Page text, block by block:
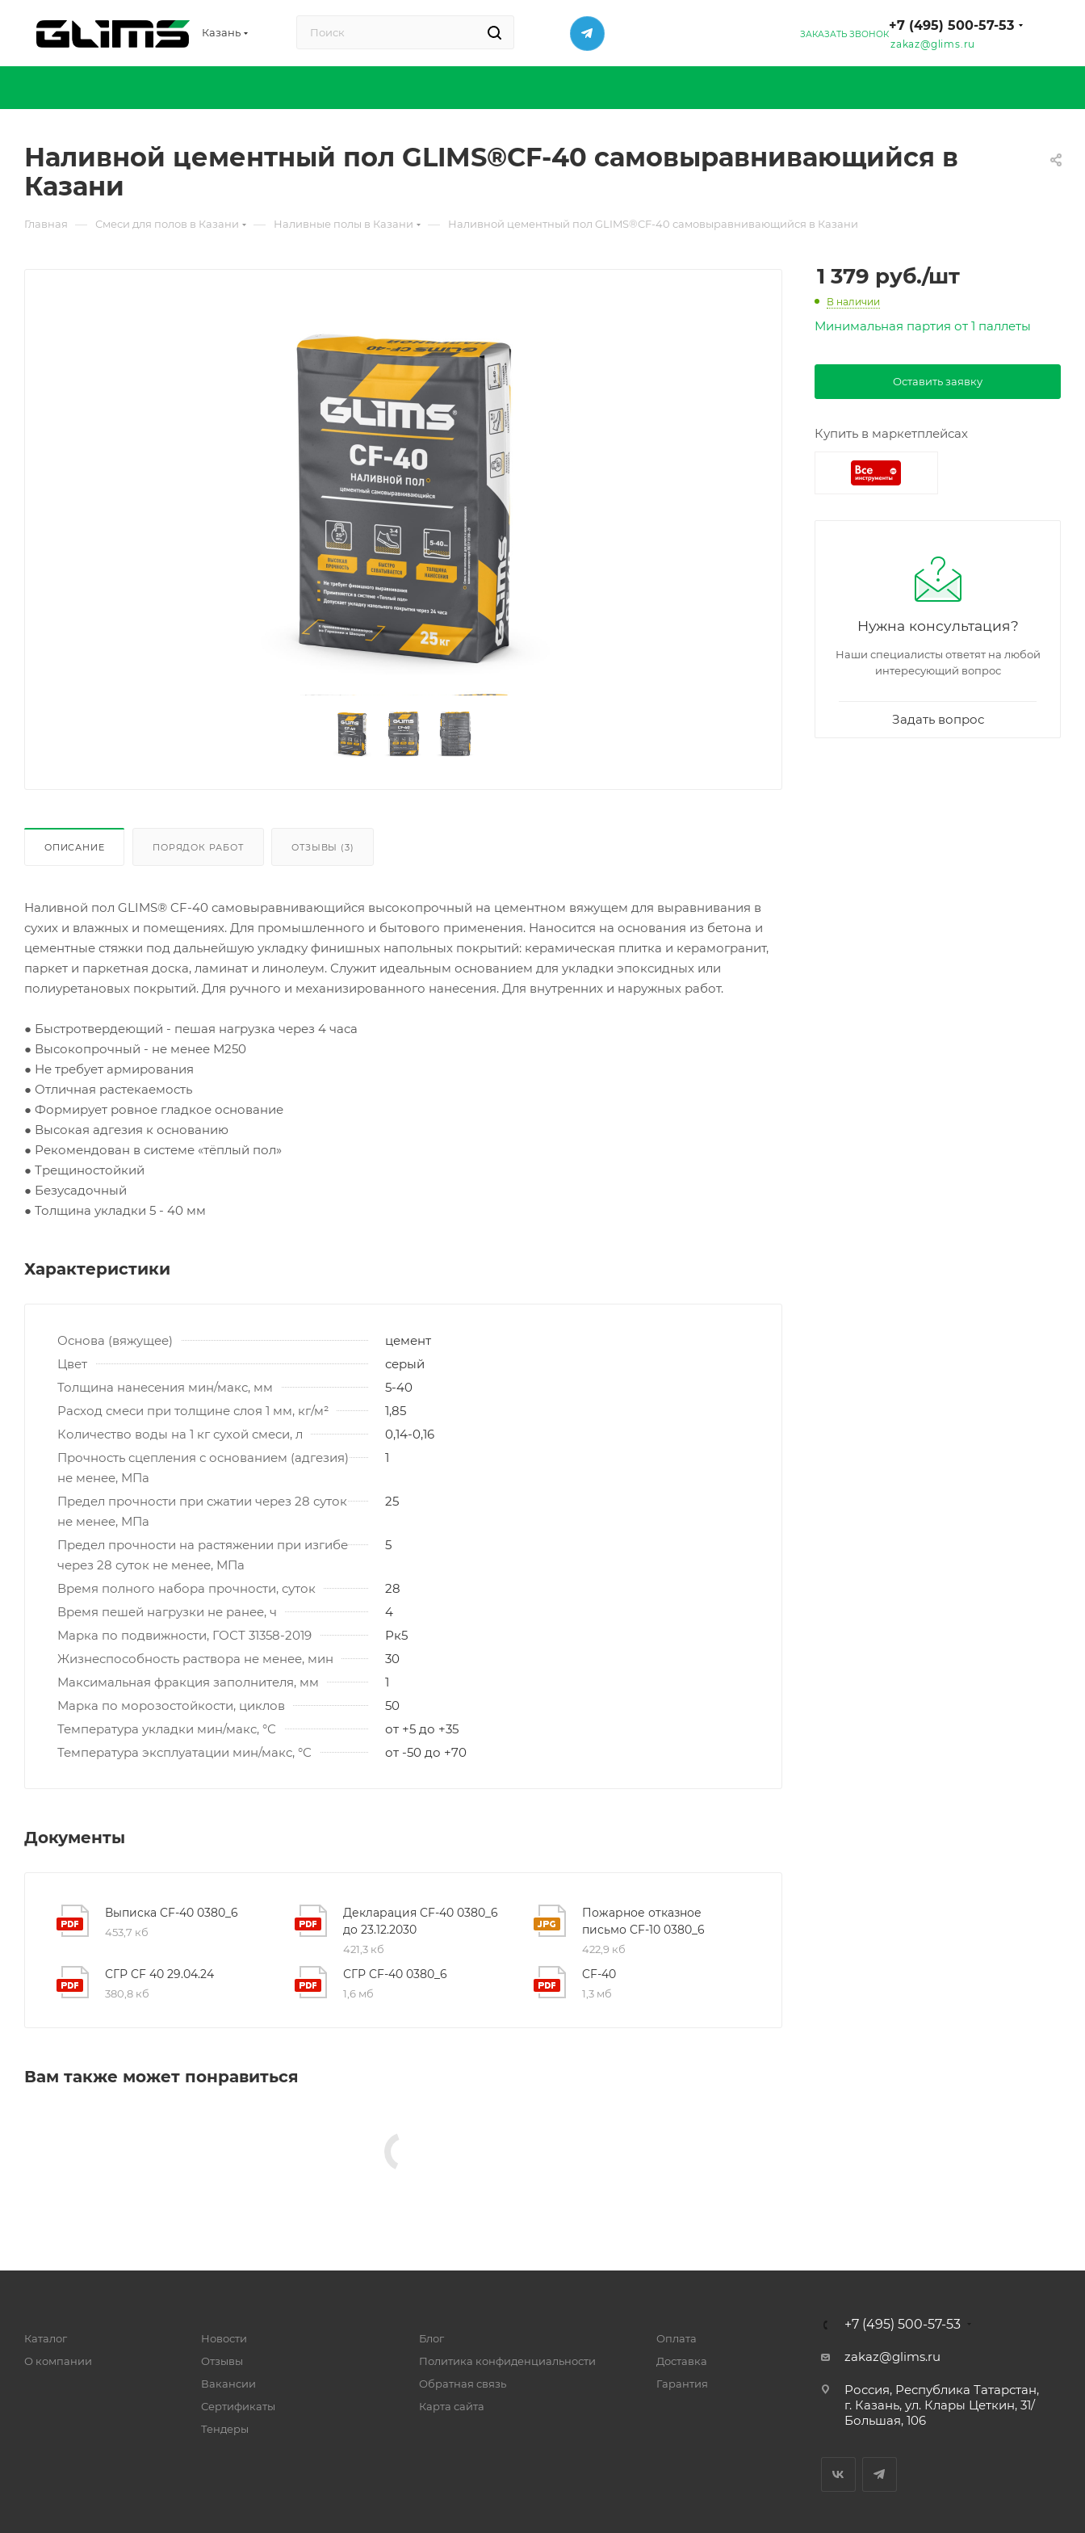
Казань ЗАКАЗАТЬ ЗВОНОК
+7 (495) 500-57-53
zakaz@glims.ru
Наливной цементный пол GLIMS®CF-40 самовыравнивающийся в
Казани
Главная — Смеси для полов в Казани — Наливные полы в Казани — Наливной цементный пол GLIMS®CF-40 самовыравнивающийся в Казани
ОПИСАНИЕ ПОРЯДОК РАБОТ ОТЗЫВЫ (3)
Наливной пол GLIMS® CF-40 самовыравнивающийся высокопрочный на цементном вяжущем для выравнивания в
сухих и влажных и помещениях. Для промышленного и бытового применения. Наносится на основания из бетона и
цементные стяжки под дальнейшую укладку финишных напольных покрытий: керамическая плитка и керамогранит,
паркет и паркетная доска, ламинат и линолеум. Служит идеальным основанием для укладки эпоксидных или
полиуретановых покрытий. Для ручного и механизированного нанесения. Для внутренних и наружных работ.
● Быстротвердеющий - пешая нагрузка через 4 часа
● Высокопрочный - не менее М250
● Не требует армирования
● Отличная растекаемость
● Формирует ровное гладкое основание
● Высокая адгезия к основанию
● Рекомендован в системе «тёплый пол»
● Трещиностойкий
● Безусадочный
● Толщина укладки 5 - 40 мм
Характеристики
Основа (вяжущее)
цемент
Цвет
серый
Толщина нанесения мин/макс, мм
5-40
Расход смеси при толщине слоя 1 мм, кг/м²
1,85
Количество воды на 1 кг сухой смеси, л
0,14-0,16
Прочность сцепления с основанием (адгезия)
не менее, МПа
1
Предел прочности при сжатии через 28 суток
не менее, МПа
25
Предел прочности на растяжении при изгибе
через 28 суток не менее, МПа
5
Время полного набора прочности, суток
28
Время пешей нагрузки не ранее, ч
4
Марка по подвижности, ГОСТ 31358-2019
Рк5
Жизнеспособность раствора не менее, мин
30
Максимальная фракция заполнителя, мм
1
Марка по морозостойкости, циклов
50
Температура укладки мин/макс, °С
от +5 до +35
Температура эксплуатации мин/макс, °С
от -50 до +70
Документы
Выписка CF-40 0380_6
453,7 кб
Декларация CF-40 0380_6
до 23.12.2030
421,3 кб
Пожарное отказное
письмо CF-10 0380_6
422,9 кб
СГР CF 40 29.04.24
380,8 кб
СГР CF-40 0380_6
1,6 мб
CF-40
1,3 мб
Вам также может понравиться
1 379 руб./шт
В наличии
Минимальная партия от 1 паллеты
Оставить заявку
Купить в маркетплейсах
Нужна консультация?
Наши специалисты ответят на любой
интересующий вопрос
Задать вопрос
Каталог
О компании
Новости
Отзывы
Вакансии
Сертификаты
Тендеры
Блог
Политика конфиденциальности
Обратная связь
Карта сайта
Оплата
Доставка
Гарантия
+7 (495) 500-57-53
zakaz@glims.ru
Россия, Республика Татарстан,
г. Казань, ул. Клары Цеткин, 31/
Большая, 106